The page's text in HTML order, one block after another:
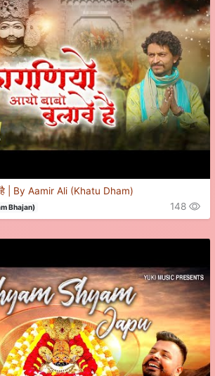
है | By Aamir Ali (Khatu Dham)
Bhajan) 148